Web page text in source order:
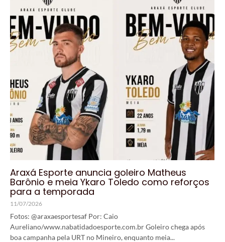
Araxá Esporte anuncia goleiro Matheus
Barônio e meia Ykaro Toledo como reforços
para a temporada
11/07/2026
Fotos: @araxaesportesaf Por: Caio
Aureliano/www.nabatidadoesporte.com.br Goleiro chega após
boa campanha pela URT no Mineiro, enquanto meia...